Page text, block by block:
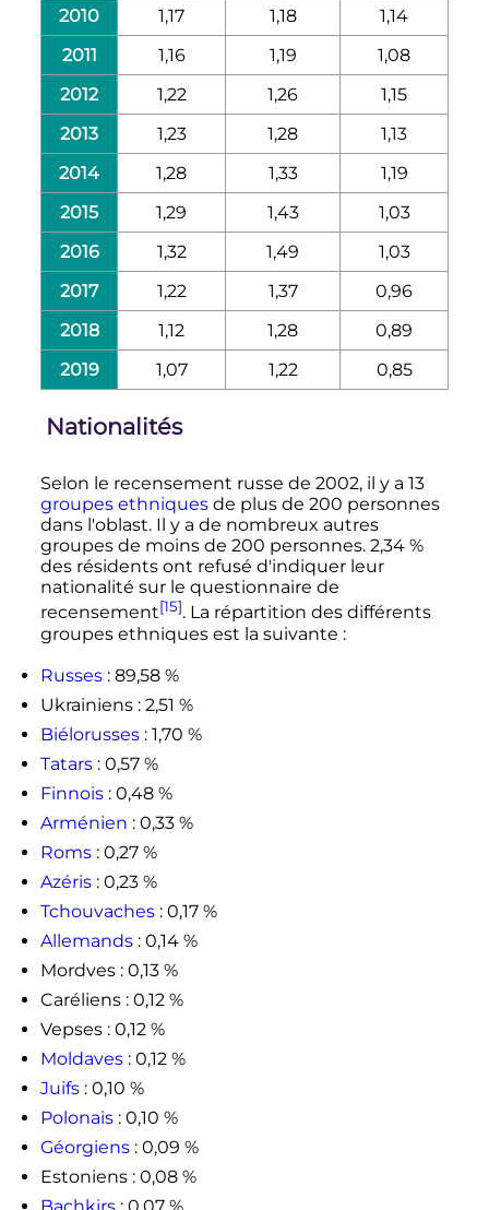
2010
1,17 1,18
1,14
2011
1,16 1,19
1,08
2012
1,22 1,26
1,15
2013
1,23 1,28
1,13
2014
1,28 1,33
1,19
2015
1,29 1,43
1,03
2016
1,32 1,49
1,03
2017
1,22 1,37
0,96
2018
1,12 1,28
0,89
2019
1,07 1,22 0,85
Nationalités
Selon le recensement russe de 2002, il y a 13
groupes ethniquesde plus de 200 personnes
dans l'oblast. Il y a de nombreux autres
groupes de moins de 200 personnes. 2,34 %
des résidents ont refusé d'indiquer leur
nationalité sur le questionnaire de
recensement[15]. La répartition des différents
groupes ethniques est la suivante :
Russes: 89,58 %
Ukrainiens : 2,51 %
Biélorusses: 1,70 %
Tatars: 0,57 %
Finnois: 0,48 %
Arménien : 0,33 %
Roms: 0,27 %
Azéris: 0,23 %
Tchouvaches: 0,17 %
Allemands: 0,14 %
Mordves : 0,13 %
Caréliens : 0,12 %
Vepses : 0,12 %
Moldaves: 0,12 %
Juifs: 0,10 %
Polonais: 0,10 %
Géorgiens: 0,09 %
Estoniens : 0,08 %